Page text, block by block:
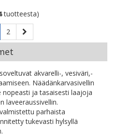
tuotteesta)
2
akvarelli-, vesiväri,-
Näädänkarvasivellin
ja tasaisesti laajoja
laveeraussivellin.
parhaista
tukevasti hylsyllä